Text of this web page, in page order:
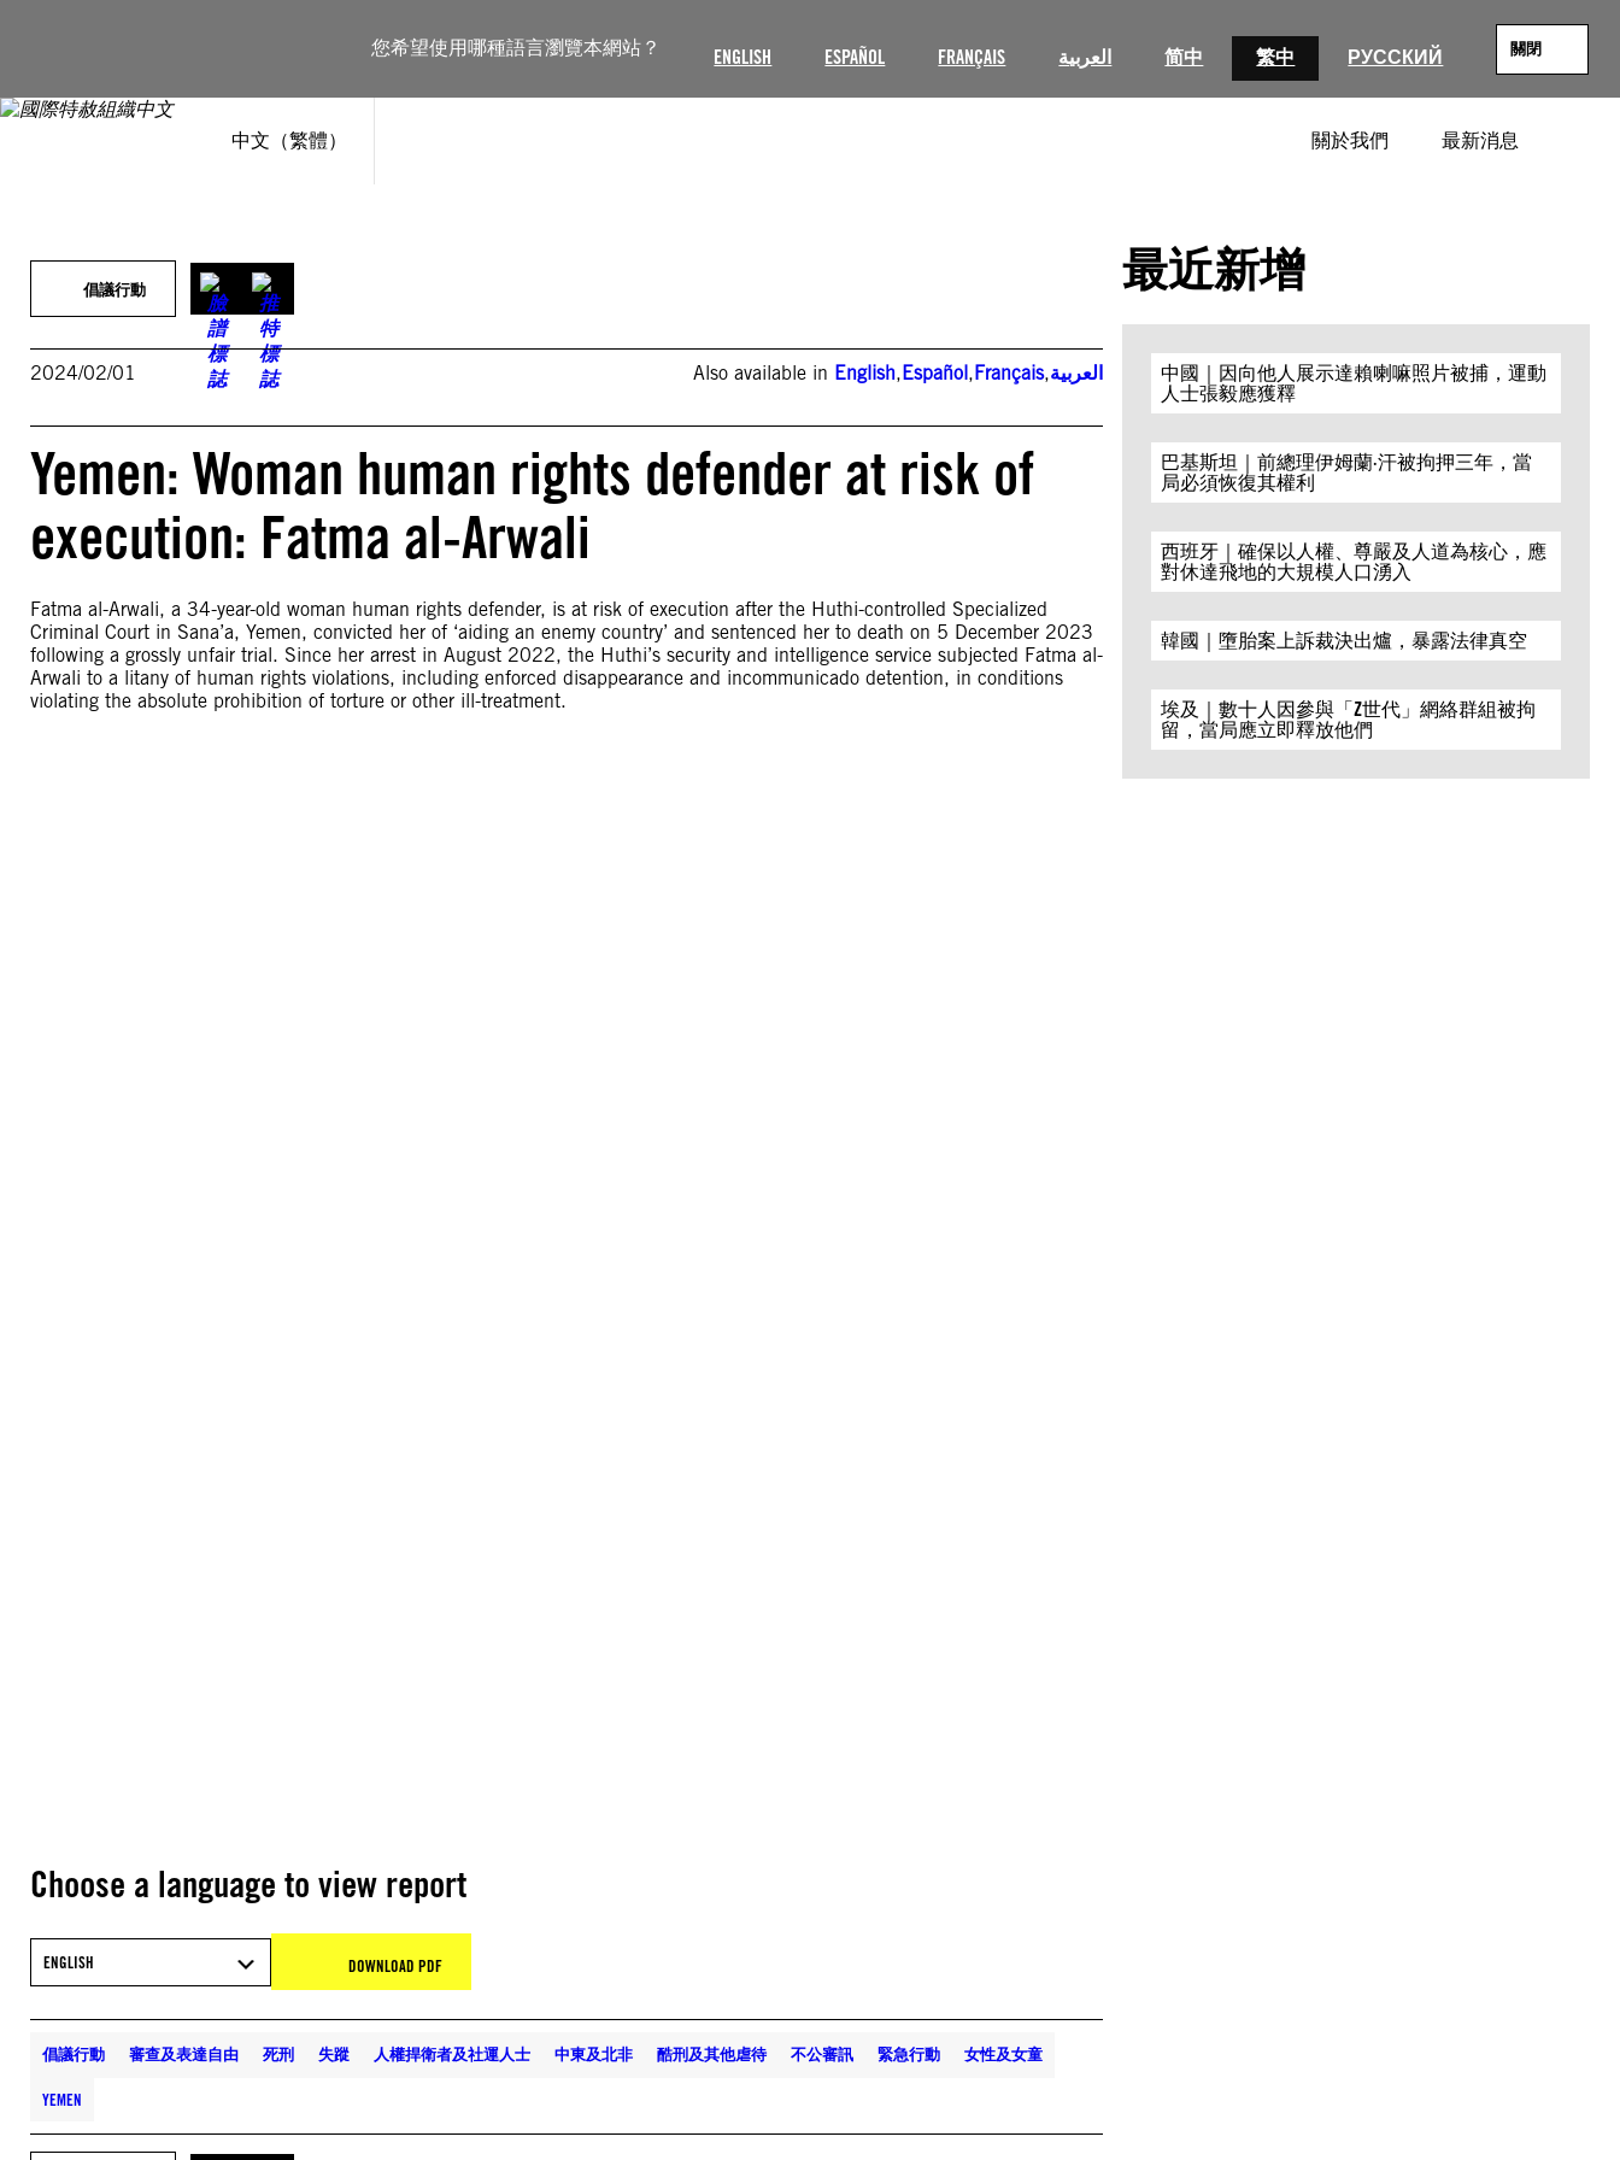
您希望使用哪種語言瀏覽本網站？ ENGLISH ESPAÑOL FRANÇAIS العربية 简中 繁中 РУССКИЙ 關閉
中文（繁體） 關於我們 最新消息
內
倡議行動
2024/02/01 Also available in English,Español,Français,العربية
Yemen: Woman human rights defender at risk of
execution: Fatma al-Arwali
Fatma al-Arwali, a 34-year-old woman human rights defender, is at risk of execution after the Huthi-controlled Specialized
Criminal Court in Sana’a, Yemen, convicted her of ‘aiding an enemy country’ and sentenced her to death on 5 December 2023
following a grossly unfair trial. Since her arrest in August 2022, the Huthi’s security and intelligence service subjected Fatma al-
Arwali to a litany of human rights violations, including enforced disappearance and incommunicado detention, in conditions
violating the absolute prohibition of torture or other ill-treatment.
Choose a language to view report
ENGLISH DOWNLOAD PDF
倡議行動 審查及表達自由 死刑 失蹤 人權捍衛者及社運人士 中東及北非 酷刑及其他虐待 不公審訊 緊急行動 女性及女童
YEMEN
最近新增
中國｜因向他人展示達賴喇嘛照片被捕，運動
人士張毅應獲釋
巴基斯坦｜前總理伊姆蘭·汗被拘押三年，當
局必須恢復其權利
西班牙｜確保以人權、尊嚴及人道為核心，應
對休達飛地的大規模人口湧入
韓國｜墮胎案上訴裁決出爐，暴露法律真空
埃及｜數十人因參與「Z世代」網絡群組被拘
留，當局應立即釋放他們